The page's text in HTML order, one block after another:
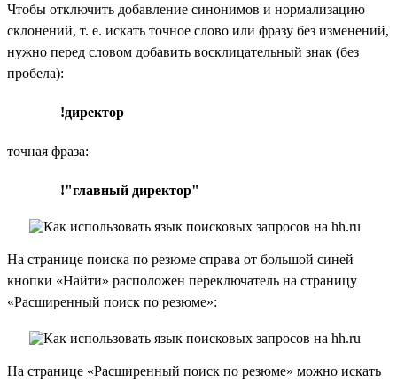
Чтобы отключить добавление синонимов и нормализацию
склонений, т. е. искать точное слово или фразу без изменений,
нужно перед словом добавить восклицательный знак (без
пробела):
!директор
точная фраза:
!"главный директор"
На странице поиска по резюме справа от большой синей
кнопки «Найти» расположен переключатель на страницу
«Расширенный поиск по резюме»:
На странице «Расширенный поиск по резюме» можно искать